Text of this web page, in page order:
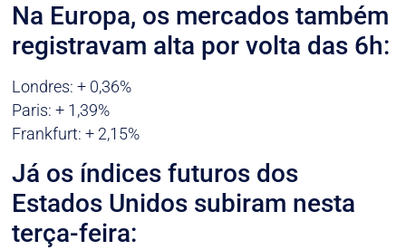
Na Europa, os mercados também
registravam alta por volta das 6h:
Londres: + 0,36%
Paris: + 1,39%
Frankfurt: + 2,15%
Já os índices futuros dos
Estados Unidos subiram nesta
terça-feira: